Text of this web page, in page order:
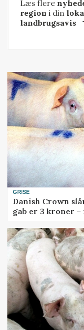
Læs flere
region i din
landbrugsavis
GRISE
Danish Crown
gab er 3 kroner –